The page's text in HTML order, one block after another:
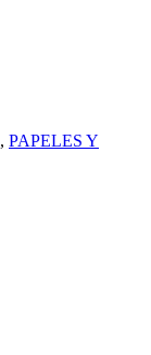
, PAPELES Y